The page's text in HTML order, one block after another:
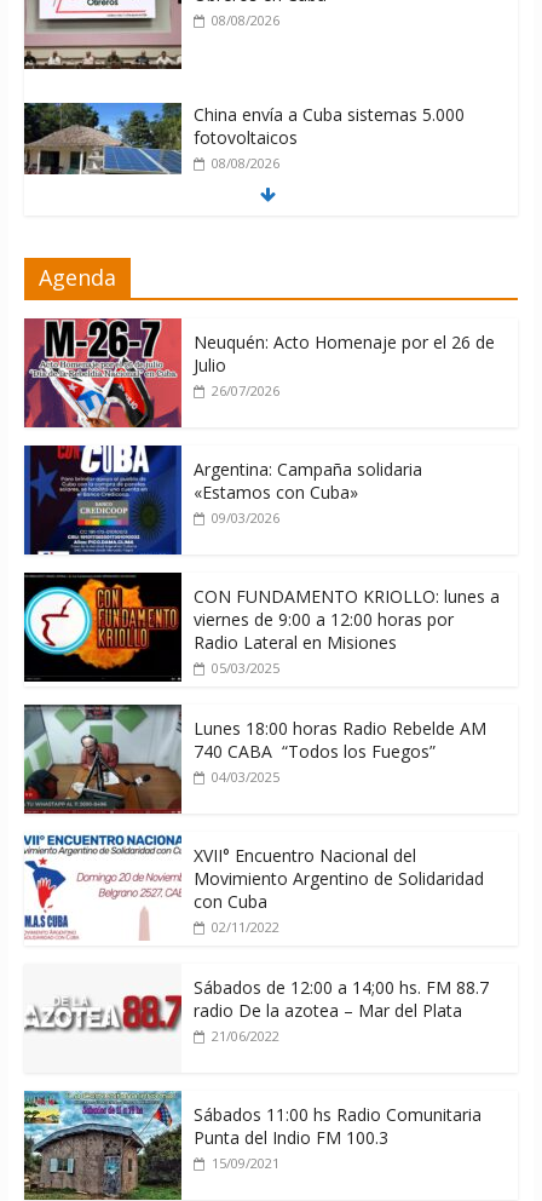
08/08/2026
China envía a Cuba sistemas 5.000
fotovoltaicos
08/08/2026
Cuba
Agenda
Neuquén: Acto Homenaje por el 26 de
Julio
26/07/2026
Argentina: Campaña solidaria
«Estamos con Cuba»
09/03/2026
CON FUNDAMENTO KRIOLLO: lunes a
viernes de 9:00 a 12:00 horas por
Radio Lateral en Misiones
05/03/2025
Lunes 18:00 horas Radio Rebelde AM
740 CABA “Todos los Fuegos”
04/03/2025
XVII° Encuentro Nacional del
Movimiento Argentino de Solidaridad
con Cuba
02/11/2022
Sábados de 12:00 a 14;00 hs. FM 88.7
radio De la azotea – Mar del Plata
21/06/2022
Sábados 11:00 hs Radio Comunitaria
Punta del Indio FM 100.3
15/09/2021